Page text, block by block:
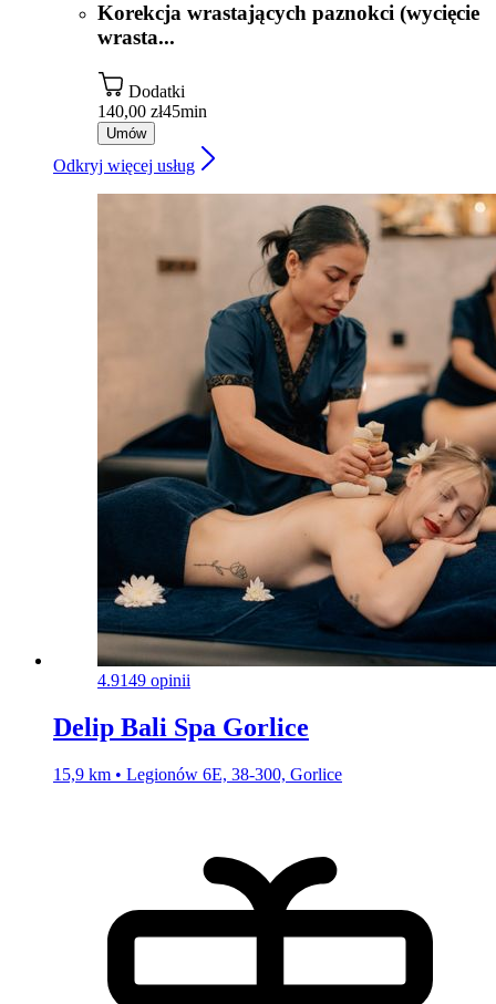
Korekcja wrastających paznokci (wycięcie
wrasta...
Dodatki
140,00 zł45min
Umów
Odkryj więcej usług
4.9149 opinii
Delip Bali Spa Gorlice
15,9 km • Legionów 6E, 38-300, Gorlice